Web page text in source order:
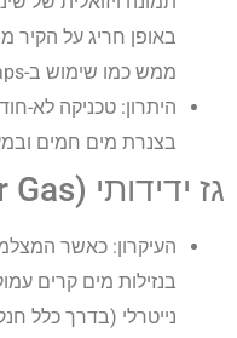
באופן חריג על הקיר
ממש כמו שימוש ב-Google Maps תת-קרקעי.
היתרון: טכניקה לא-
בצנרת מים חמים
גז ידידותי (Tracer Gas)
העיקרון: כאשר
בנזילות מים קרים
נייטרלי (בדרך כלל